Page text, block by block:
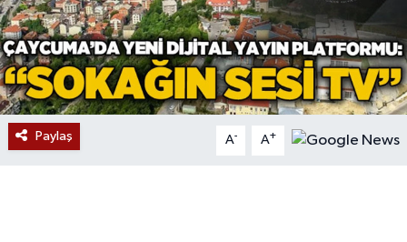
Paylaş A- A+
DUNYA
Düzce
Eğitim